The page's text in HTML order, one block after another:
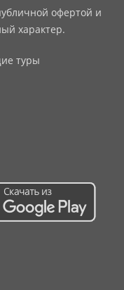
офертой и
характер.
туры